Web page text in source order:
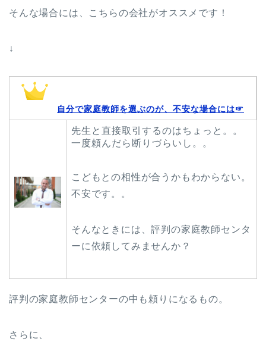
そんな場合には、こちらの会社がオススメです！
↓
自分で家庭教師を選ぶのが、不安な場合には☞
先生と直接取引するのはちょっと。。
一度頼んだら断りづらいし。。
こどもとの相性が合うかもわからない。
不安です。。
そんなときには、評判の家庭教師センタ
ーに依頼してみませんか？
評判の家庭教師センターの中も頼りになるもの。
さらに、